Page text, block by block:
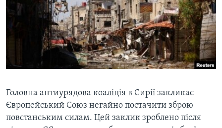
СУСПІЛЬСТВО
ЕКОНОМІКА
ІСТОРІЇ УСПІХУ УКРАЇНЦІВ
ТЕЛЕПРОГРАМИ
ЧАС-TIME
БРИФІНГ ГОЛОСУ АМЕРИКИ
ВІКНО В АМЕРИКУ
ПРАЙМ-ТАЙМ
ENGLISH
Learning English
МИ В СОЦМЕРЕЖАХ
Головна антиурядова коаліція в Сирії закликає
Європейський Союз негайно постачити зброю
повстанським силам. Цей заклик зроблено після